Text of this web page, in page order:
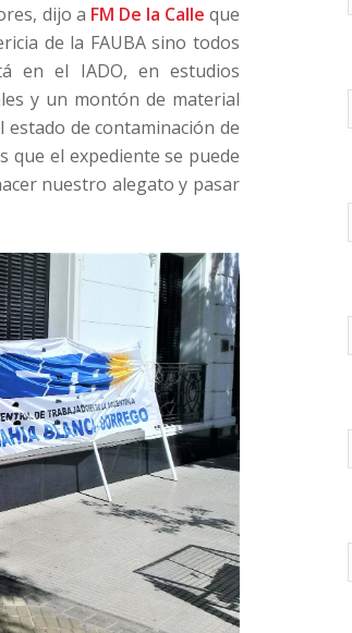
dijo a FM De la Calle que
de la FAUBA sino todos
en el IADO, en estudios
y un montón de material
estado de contaminación de
que el expediente se puede
nuestro alegato y pasar